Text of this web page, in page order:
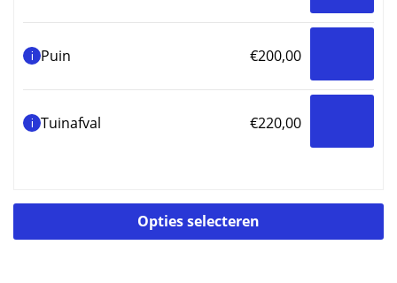
i Puin €200,00
i Tuinafval €220,00
Opties selecteren